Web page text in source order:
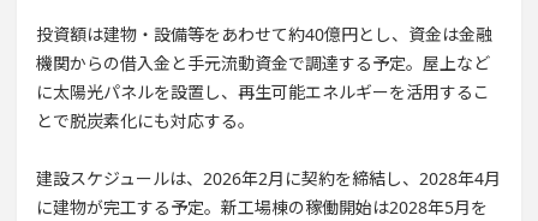
投資額は建物・設備等をあわせて約40億円とし、資金は金融
機関からの借入金と手元流動資金で調達する予定。屋上など
に太陽光パネルを設置し、再生可能エネルギーを活用するこ
とで脱炭素化にも対応する。
建設スケジュールは、2026年2月に契約を締結し、2028年4月
に建物が完工する予定。新工場棟の稼働開始は2028年5月を